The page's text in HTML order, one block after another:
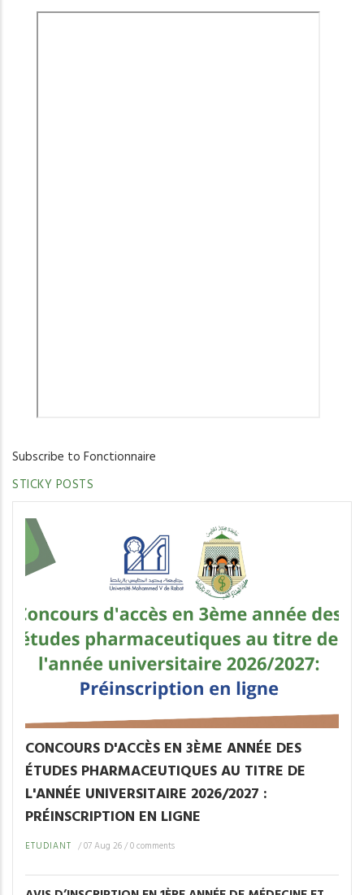
Subscribe to Fonctionnaire
STICKY POSTS
CONCOURS D'ACCÈS EN 3ÈME ANNÉE DES
ÉTUDES PHARMACEUTIQUES AU TITRE DE
L'ANNÉE UNIVERSITAIRE 2026/2027 :
PRÉINSCRIPTION EN LIGNE
ETUDIANT /07 Aug 26/0 comments